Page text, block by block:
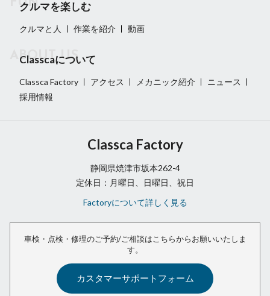
クルマを楽しむ
クルマと人 作業を紹介 動画
Classcaについて
Classca Factory アクセス メカニック紹介
ニュース
採用情報
Classca Factory
静岡県焼津市坂本262-4
定休日：月曜日、日曜日、祝日
Factoryについて詳しく見る
車検・点検・修理のご予約/ご相談は こちらからお願いいたしま
す。
カスタマーサポートフォーム